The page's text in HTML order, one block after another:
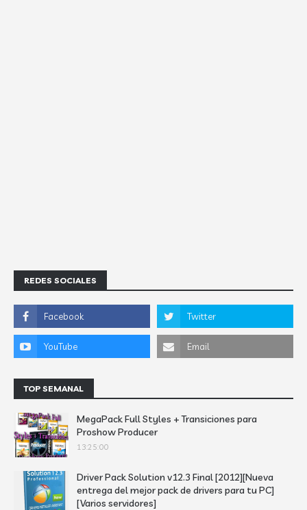
REDES SOCIALES
TOP SEMANAL
MegaPack Full Styles + Transiciones para
Proshow Producer
13:25:00
Driver Pack Solution v12.3 Final [2012][Nueva
entrega del mejor pack de drivers para tu PC]
[Varios servidores]